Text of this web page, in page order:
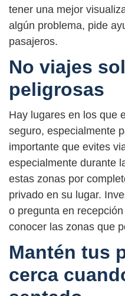
tener una mejor
algún problema, pide
pasajeros.
No viajes
peligrosas
Hay lugares en los que
seguro, especialmente
importante que evites
especialmente durante
estas zonas por
privado en su lugar.
o pregunta en
conocer las zonas que
Mantén tus
cerca